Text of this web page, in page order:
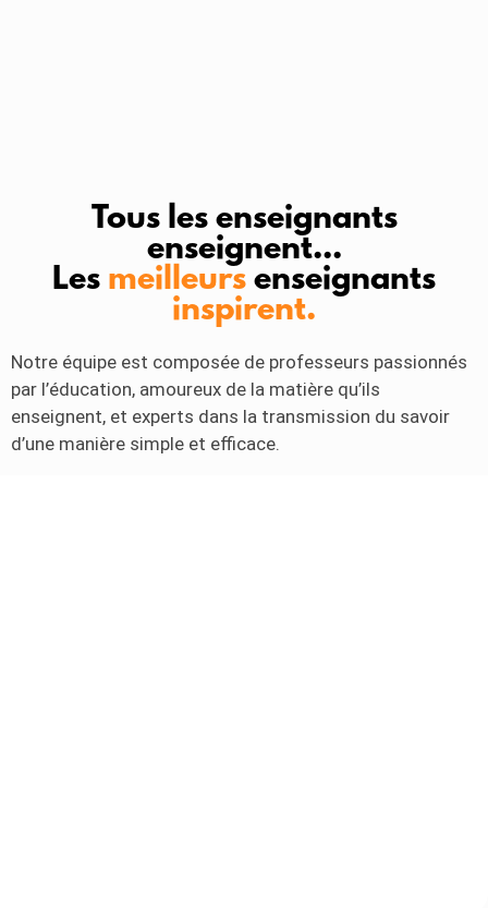
Tous les enseignants
enseignent...
Les meilleurs enseignants
inspirent.
Notre équipe est composée de professeurs passionnés
par l’éducation, amoureux de la matière qu’ils
enseignent, et experts dans la transmission du savoir
d’une manière simple et efficace.